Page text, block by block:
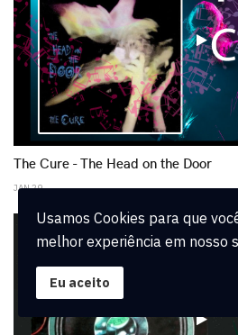
play
The Cure - The Head on the Door
JAN 29
play
Usamos Cookies para que
melhor experiência em nosso
Eu aceito